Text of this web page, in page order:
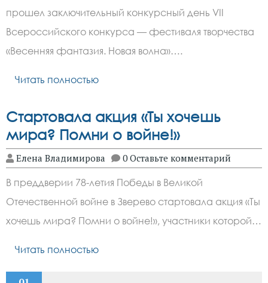
прошел заключительный конкурсный день VII
Всероссийского конкурса — фестиваля творчества
«Весенняя фантазия. Новая волна»….
Читать полностью
Стартовала акция «Ты хочешь
мира? Помни о войне!»
Елена Владимирова 0 Оставьте комментарий
В преддверии 78-летия Победы в Великой
Отечественной войне в Зверево стартовала акция «Ты
хочешь мира? Помни о войне!», участники которой…
Читать полностью